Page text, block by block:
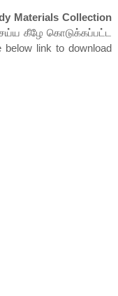
Materials Collection
கீழே கொடுக்கப்பட்ட
link to download